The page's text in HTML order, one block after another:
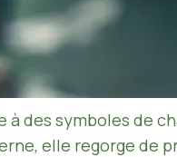
à des symboles de
elle regorge de